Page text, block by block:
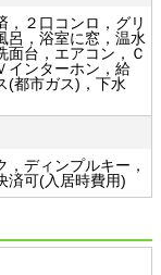
，２口コンロ，グリ
呂，浴室に窓，温水
面台，エアコン，Ｃ
インターホン，給
(都市ガス)，下水
ディンプルキー，
済可(入居時費用)